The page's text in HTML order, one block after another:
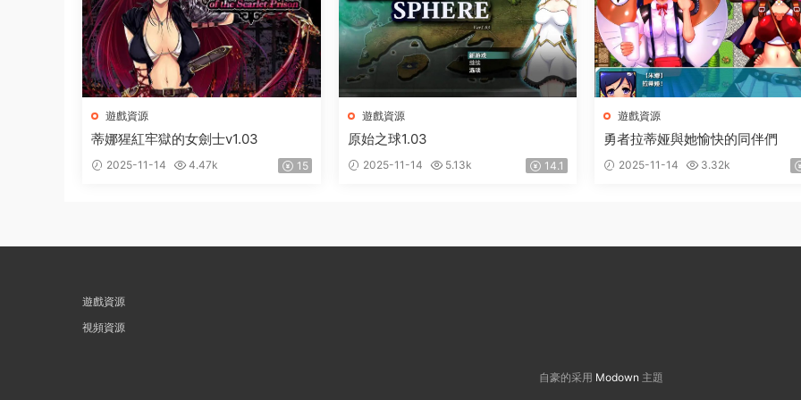
遊戲資源
蒂娜猩紅牢獄的女劍士v1.03
2025-11-14 4.47k 15
遊戲資源
原始之球1.03
2025-11-14 5.13k 14.1
遊戲資源
勇者拉蒂娅與她愉快的同伴們
2025-11-14 3.32k
遊戲資源
視頻資源
自豪的采用 Modown 主題